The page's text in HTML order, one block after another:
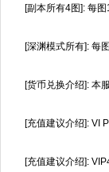
[副本所有4图]: 每
[深渊模式所有]: 每
[货币兑换介绍]: 本
[充值建议介绍]: VI
[充值建议介绍]: